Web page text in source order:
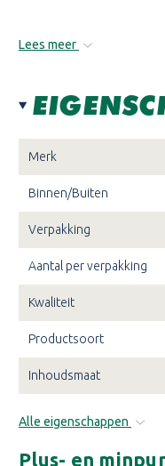
Lees meer
Merk
Binnen/Buiten
Verpakking
Aantal per verpakking
Kwaliteit
Productsoort
Inhoudsmaat
Alle eigenschappen
Plus- en